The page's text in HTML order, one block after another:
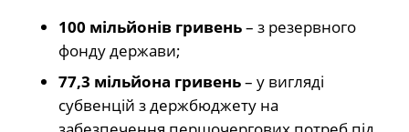
100 мільйонів гривень– з резервного
фонду держави;
77,3 мільйона гривень– у вигляді
субвенцій з держбюджету на